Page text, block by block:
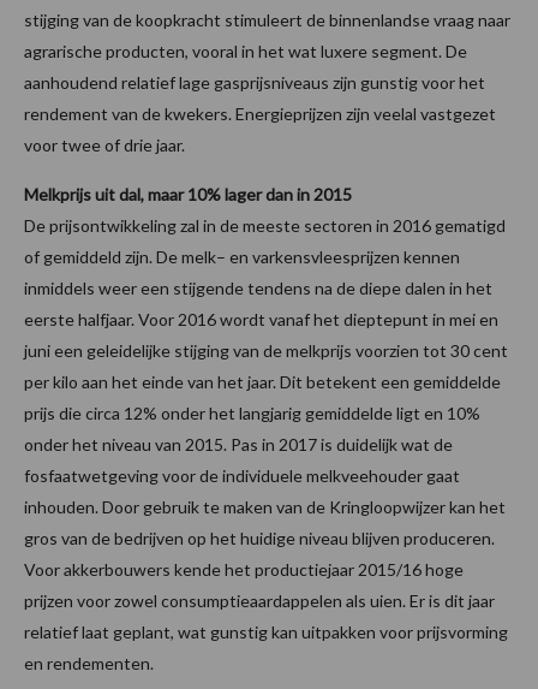
stijging van de koopkracht stimuleert de binnenlandse vraag naar
agrarische producten, vooral in het wat luxere segment. De
aanhoudend relatief lage gasprijsniveaus zijn gunstig voor het
rendement van de kwekers. Energieprijzen zijn veelal vastgezet
voor twee of drie jaar.
Melkprijs uit dal, maar 10% lager dan in 2015
De prijsontwikkeling zal in de meeste sectoren in 2016 gematigd
of gemiddeld zijn. De melk– en varkensvleesprijzen kennen
inmiddels weer een stijgende tendens na de diepe dalen in het
eerste halfjaar. Voor 2016 wordt vanaf het dieptepunt in mei en
juni een geleidelijke stijging van de melkprijs voorzien tot 30 cent
per kilo aan het einde van het jaar. Dit betekent een gemiddelde
prijs die circa 12% onder het langjarig gemiddelde ligt en 10%
onder het niveau van 2015. Pas in 2017 is duidelijk wat de
fosfaatwetgeving voor de individuele melkveehouder gaat
inhouden. Door gebruik te maken van de Kringloopwijzer kan het
gros van de bedrijven op het huidige niveau blijven produceren.
Voor akkerbouwers kende het productiejaar 2015/16 hoge
prijzen voor zowel consumptieaardappelen als uien. Er is dit jaar
relatief laat geplant, wat gunstig kan uitpakken voor prijsvorming
en rendementen.